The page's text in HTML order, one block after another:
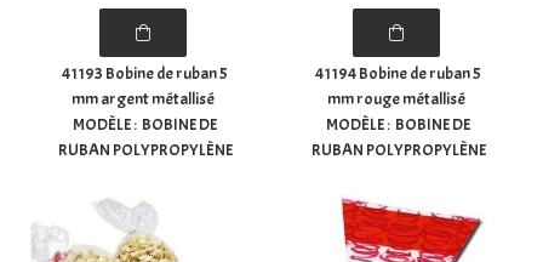
41193 Bobine de ruban 5
mm argent métallisé
MODÈLE : BOBINE DE
RUBAN POLYPROPYLÈNE
MÉTALLIQUE TAILLE : 5MM X
250MTS
41194 Bobine de ruban 5
mm rouge métallisé
MODÈLE : BOBINE DE
RUBAN POLYPROPYLÈNE
MÉTALLIQUE TAILLE : 5MM X
250MTS